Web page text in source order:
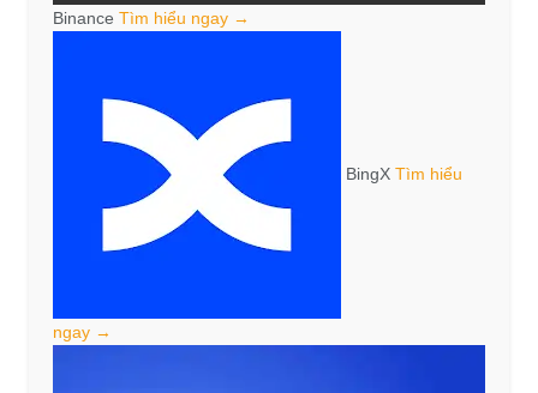
Binance Tìm hiểu ngay →
BingX Tìm hiểu
ngay →